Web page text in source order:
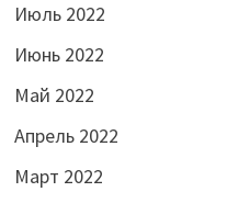
Июль 2022
Июнь 2022
Май 2022
Апрель 2022
Март 2022